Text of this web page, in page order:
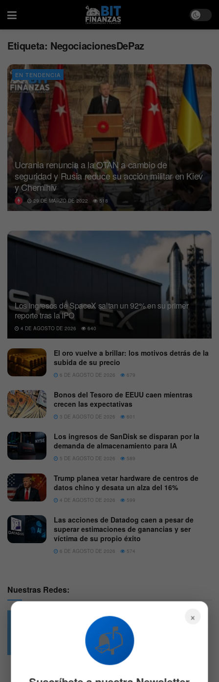
Etiqueta: NegociacionesDePaz
EN TENDENCIA
Ucrania renuncia a la OTAN a cambio de
seguridad y Rusia reduce su acción militar en Kiev
y Chernihiv
29 DE MARZO DE 2022 518
Los ingresos de SpaceX saltan un 92% en su primer
reporte tras la IPO
4 DE AGOSTO DE 2026 640
El oro vuelve a brillar: los motivos detrás de la
subida de su precio
6 DE AGOSTO DE 2026 679
Bonos del Tesoro de EEUU caen mientras
crecen las expectativas
3 DE AGOSTO DE 2026 601
Los ingresos de SanDisk se disparan por la
demanda de almacenamiento para IA
5 DE AGOSTO DE 2026 589
Trump planea vetar hardware de centros de
datos chino y desata un alza del 16%
4 DE AGOSTO DE 2026 599
Las acciones de Datadog caen a pesar de
superar estimaciones de ganancias y ser
víctima de su propio éxito
6 DE AGOSTO DE 2026 574
Nuestras Redes:
4.7k
Followers
×
📬